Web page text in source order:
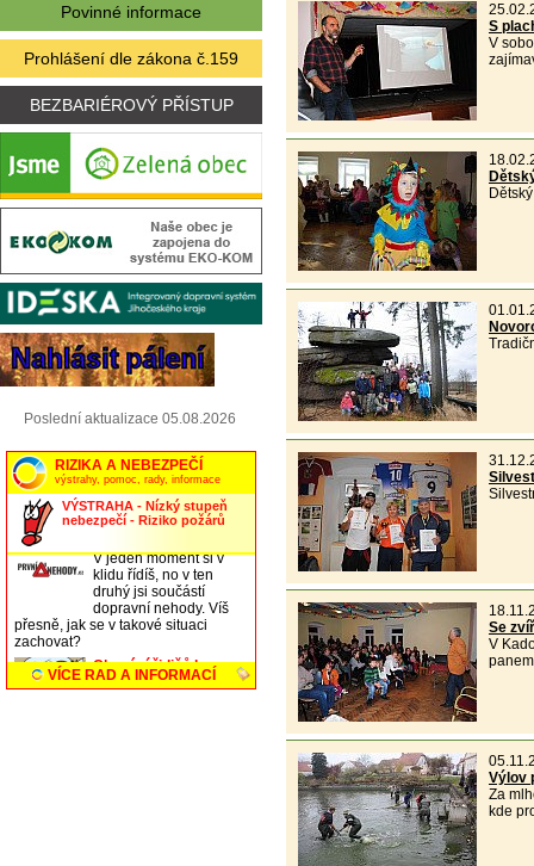
S
V
Se
V
Výlov
Za
kde
Povinné informace
Prohlášení dle zákona č.159
BEZBARIÉROVÝ PŘÍSTUP
Poslední aktualizace 05.08.2026